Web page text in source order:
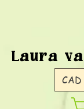
Laura